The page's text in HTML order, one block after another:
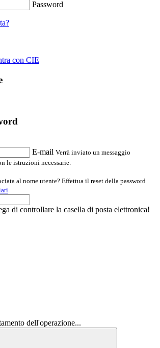
Password
con CIE
E-mail Verrà inviato un messaggio
le istruzioni necessarie.
al nome utente? Effettua il reset della password
di controllare la casella di posta elettronica!
dell'operazione...